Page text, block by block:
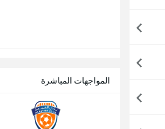
المواجهات المباشرة